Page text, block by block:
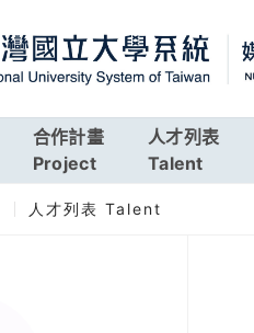
合作計畫
Project
人才列表
Talent
人才列表 Talent